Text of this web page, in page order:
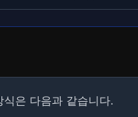
은 다음과 같습니다.